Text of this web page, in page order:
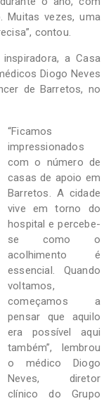
Muitas vezes, uma
contou.
a Casa
Diogo Neves
de Barretos, no
“Ficamos
impressionados
com o número de
casas de apoio em
Barretos. A cidade
vive em torno do
hospital e percebe-
se como o
acolhimento é
essencial. Quando
voltamos,
começamos a
pensar que aquilo
era possível aqui
também”, lembrou
o médico Diogo
Neves, diretor
clínico do Grupo